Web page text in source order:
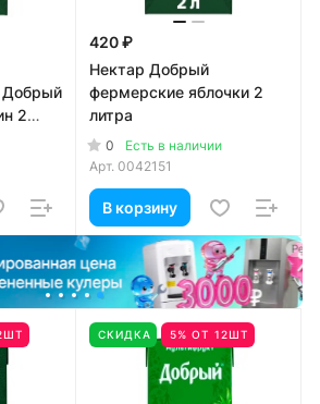
Добрый
2
Реклама
420 ₽
Нектар Добрый
фермерские яблочки 2
литра
0
Есть в наличии
Арт. 0042151
В корзину
СКИДКА 5% ОТ 12ШТ